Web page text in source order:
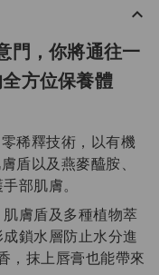
門，你將通往一
方位保養體
稀釋技術，以有機
盾以及燕麥醯胺、
部肌膚。
膚盾及多種植物萃
鎖水層防止水分進
，抹上唇膏也能帶來